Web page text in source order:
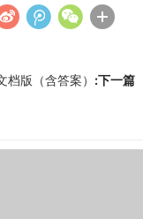
版（含答案） :下一篇